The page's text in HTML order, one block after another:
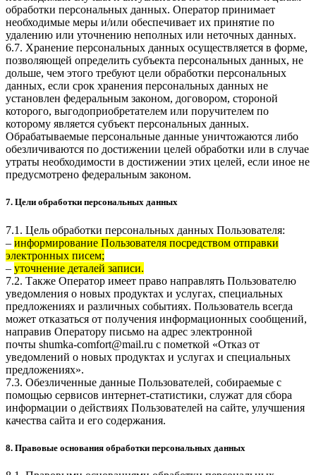
обработки персональных данных. Оператор принимает
необходимые меры и/или обеспечивает их принятие по
удалению или уточнению неполных или неточных данных.
6.7. Хранение персональных данных осуществляется в форме,
позволяющей определить субъекта персональных данных, не
дольше, чем этого требуют цели обработки персональных
данных, если срок хранения персональных данных не
установлен федеральным законом, договором, стороной
которого, выгодоприобретателем или поручителем по
которому является субъект персональных данных.
Обрабатываемые персональные данные уничтожаются либо
обезличиваются по достижении целей обработки или в случае
утраты необходимости в достижении этих целей, если иное не
предусмотрено федеральным законом.
7. Цели обработки персональных данных
7.1. Цель обработки персональных данных Пользователя:
– информирование Пользователя посредством отправки
электронных писем;
– уточнение деталей записи.
7.2. Также Оператор имеет право направлять Пользователю
уведомления о новых продуктах и услугах, специальных
предложениях и различных событиях. Пользователь всегда
может отказаться от получения информационных сообщений,
направив Оператору письмо на адрес электронной
почты shumka-comfort@mail.ru с пометкой «Отказ от
уведомлений о новых продуктах и услугах и специальных
предложениях».
7.3. Обезличенные данные Пользователей, собираемые с
помощью сервисов интернет-статистики, служат для сбора
информации о действиях Пользователей на сайте, улучшения
качества сайта и его содержания.
8. Правовые основания обработки персональных данных